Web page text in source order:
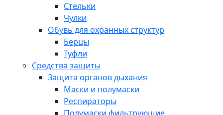
Стельки
Чулки
Обувь для охранных структур
Берцы
Туфли
Средства защиты
Защита органов дыхания
Маски и полумаски
Респираторы